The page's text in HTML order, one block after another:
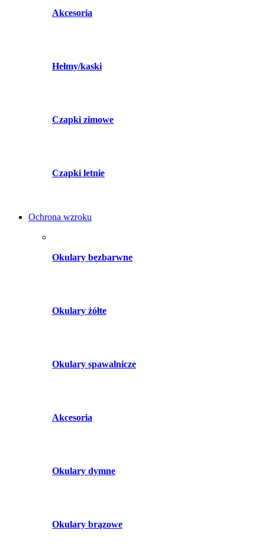
Akcesoria
Hełmy/kaski
Czapki zimowe
Czapki letnie
Ochrona wzroku
Okulary bezbarwne
Okulary żółte
Okulary spawalnicze
Akcesoria
Okulary dymne
Okulary brązowe